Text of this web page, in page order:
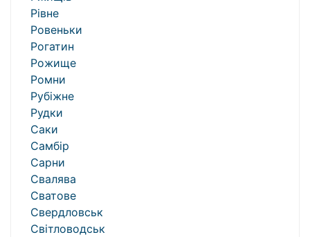
Рівне
Ровеньки
Рогатин
Рожище
Ромни
Рубіжне
Рудки
Саки
Самбір
Сарни
Свалява
Сватове
Свердловськ
Світловодськ